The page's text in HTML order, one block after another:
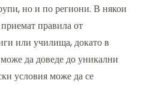
но и по региони. В някои
правила от
или училища, докато в
да доведе до уникални
условия може да се